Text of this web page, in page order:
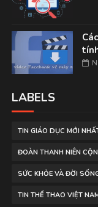
LABELS
TIN GIÁO DỤC MỚI
ĐOÀN THANH NIÊN
SỨC KHỎE VÀ ĐỜI
TIN THỂ THAO VIỆT